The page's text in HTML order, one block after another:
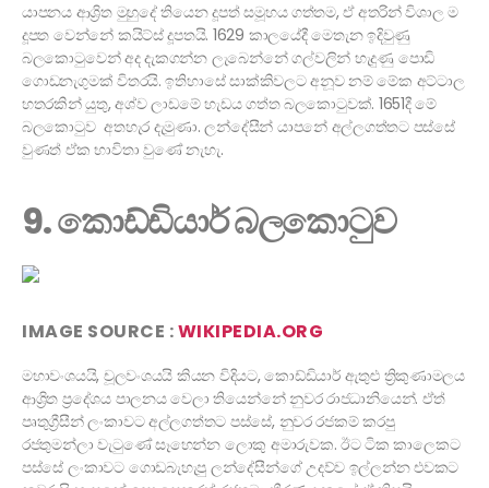
යාපනය ආශ්‍රිත මුහුදේ තියෙන දූපත් සමූහය ගත්තම, ඒ අතරින් විශාල ම
දූපත වෙන්නේ කයිට්ස් දූපතයි. 1629 කාලයේදී මෙතැන ඉදිවුණු
බලකොටුවෙන් අද දැකගන්න ලැබෙන්නේ ගල්වලින් හැදුණු පොඩි
ගොඩනැගුමක් විතරයි. ඉතිහාසේ සාක්කිවලට අනූව නම් මේක අට්ටාල
හතරකින් යුතු, අශ්ව ලාඩමේ හැඩය ගත්ත බලකොටුවක්. 1651දී මේ
බලකොටුව අතහැර දැමුණා. ලන්දේසීන් යාපනේ අල්ලගත්තට පස්සේ
වුණත් ඒක භාවිතා වුණේ නැහැ.
9. කොඩ්ඩියාර් බලකොටුව
IMAGE SOURCE :WIKIPEDIA.ORG
මහාවංශයයි, චූලවංශයයි කියන විදියට, කොඩ්ඩියාර් ඇතුළු ත්‍රිකුණාමලය
ආශ්‍රිත ප්‍රදේශය පාලනය වෙලා තියෙන්නේ නුවර රාජධානියෙන්. ඒත්
පෘතුග්‍රීසීන් ලංකාවට අල්ලගත්තට පස්සේ, නුවර රජකම් කරපු
රජතුමන්ලා වැටුණේ සෑහෙන්න ලොකු අමාරුවක. ඊට ටික කාලෙකට
පස්සේ ලංකාවට ගොඩබැහැපු ලන්දේසීන්ගේ උදව්ව ඉල්ලන්න එවකට